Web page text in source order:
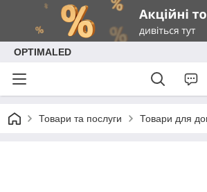
OPTIMALED
Товари та послуги Товари для